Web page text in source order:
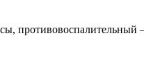
противовоспалительный